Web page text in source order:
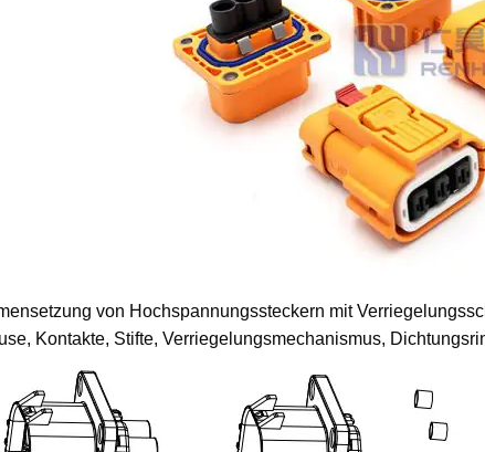
von Hochspannungssteckern mit
Kontakte, Stifte, Verriegelungsmechanismus,